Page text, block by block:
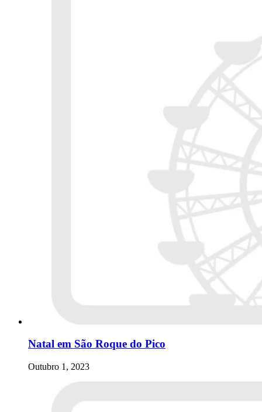
Natal em São Roque do Pico
Outubro 1, 2023